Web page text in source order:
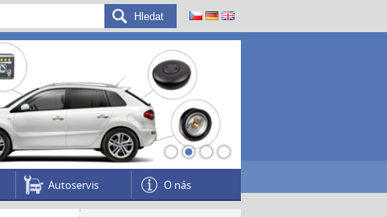
Autoservis O nás
2